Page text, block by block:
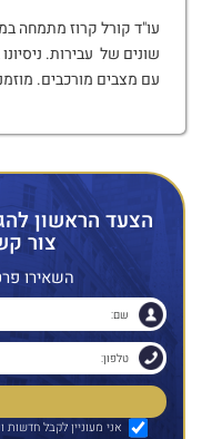
עו"ד קורל קרוז מתמחה
שונים של עבירות.
עם מצבים מורכבים.
הצעד הראשון
צור
השאירו
אני מעוניין לקבל חדשות